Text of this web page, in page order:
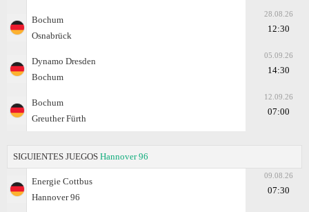
Bochum
Osnabrück
28.08.26
12:30
Dynamo Dresden
Bochum
05.09.26
14:30
Bochum
Greuther Fürth
12.09.26
07:00
SIGUIENTES JUEGOS Hannover 96
Energie Cottbus
Hannover 96
09.08.26
07:30